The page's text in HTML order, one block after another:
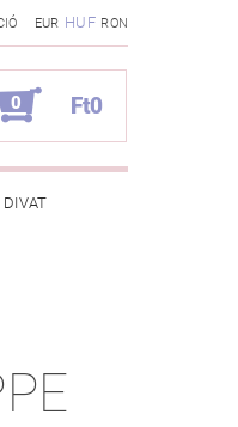
EUR HUF RON
0 Ft0